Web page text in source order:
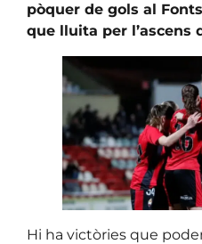
pòquer de gols al
que lluita per l’ascens
Hi ha victòries que